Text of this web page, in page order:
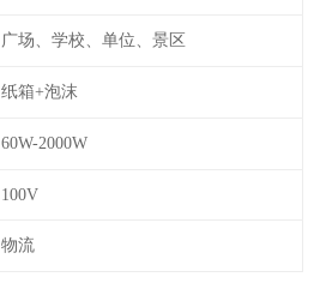
广场、学校、单位、景区
纸箱+泡沫
60W-2000W
100V
物流